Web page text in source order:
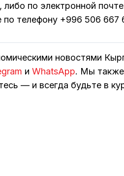
либо по электронной
по телефону +996 506 667
новостями
и WhatsApp. Мы также
— и всегда будьте в